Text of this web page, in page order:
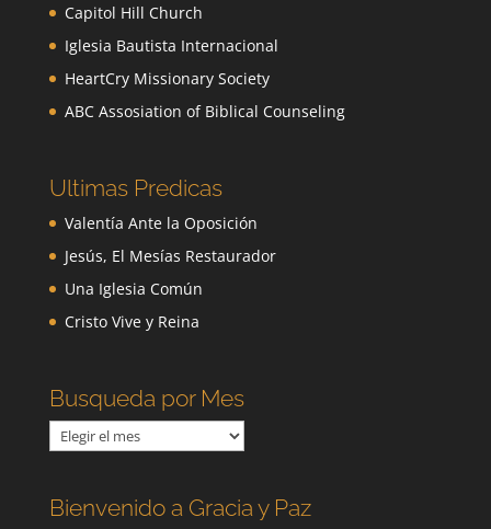
Capitol Hill Church
Iglesia Bautista Internacional
HeartCry Missionary Society
ABC Assosiation of Biblical Counseling
Ultimas Predicas
Valentía Ante la Oposición
Jesús, El Mesías Restaurador
Una Iglesia Común
Cristo Vive y Reina
Busqueda por Mes
Busqueda
por
Bienvenido a Gracia y Paz